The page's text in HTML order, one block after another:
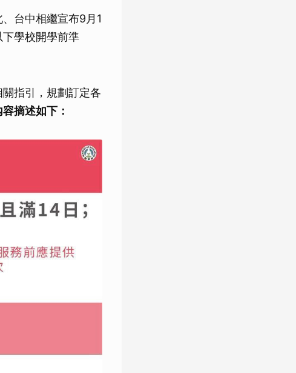
台中相繼宣布9月1
學校開學前準
指引，規劃訂定各
摘述如下：